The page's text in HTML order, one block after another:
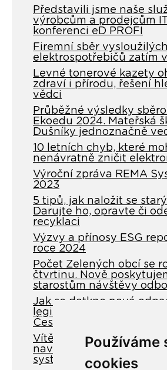
Používáme
cookies
Představili jsme naše
výrobcům a prodejcům
konferenci eD PROFI
Firemní sběr vysloužilých
elektrospotřebičů zatím
Levné tonerové kazety
zdraví i přírodu, řešení
vědci
Průběžné výsledky
Ekoedu 2024. Mateřská
Dušníky jednoznačně
10 letních chyb, které
nenávratně zničit
Výroční zpráva REMA
2023
5 tipů, jak naložit se
Darujte ho, opravte či
recyklaci
Výzvy a přínosy ESG
roce 2024
Počet Zelených obcí se
čtvrtinu. Nově
starostům návštěvy
Jak se dotkne nová
legislativa sběru starého
Česku?
Vítězové sběrové
navštíví recyklační závod
system a získají tablety